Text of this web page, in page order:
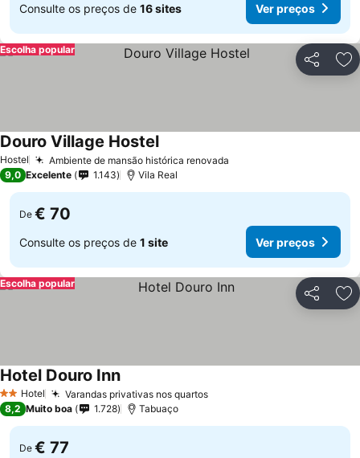
Consulte os preços de 16 sites Ver preços
Partilhar
Escolha popular
Hostel Ambiente de mansão histórica renovada
Douro Village Hostel
9,0 Excelente 1.143 Vila Real
De € 70
Consulte os preços de 1 site Ver preços
Partilhar
Escolha popular
2 Estrelas
Hotel Varandas privativas nos quartos
Hotel Douro Inn
8,2 Muito boa 1.728 Tabuaço
De € 77